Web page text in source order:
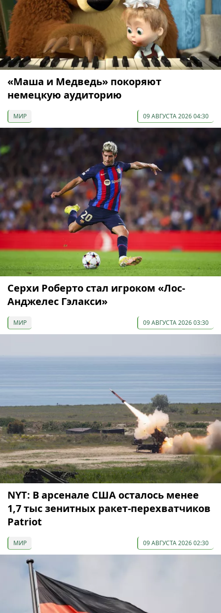
«Маша и Медведь» покоряют
немецкую аудиторию
МИР 09 АВГУСТА 2026 04:30
Серхи Роберто стал игроком «Лос-
Анджелес Гэлакси»
МИР 09 АВГУСТА 2026 03:30
NYT: В арсенале США осталось менее
1,7 тыс зенитных ракет-перехватчиков
Patriot
МИР 09 АВГУСТА 2026 02:30